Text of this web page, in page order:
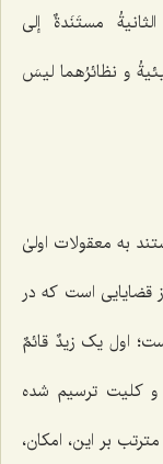
مستَنَدةٌ إلى
و نظائرُهما لیسَ
به معقولات اولیٰ
قضایایی است که در
اول یک زیدٌ قائمٌ
کلیت ترسیم شده
بر این، امکان،